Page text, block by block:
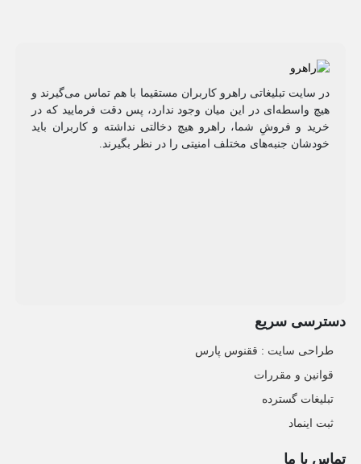
در سایت تبلیغاتی راهرو کاربران مستقیما با هم تماس می‌گیرند و
هیچ واسطه‌ای در این میان وجود ندارد، پس دقت فرمایید که در
خرید و فروشِ شما، راهرو هیچ دخالتی نداشته و کاربران باید
خودشان جنبه‌های مختلف امنیتی را در نظر بگیرند.
دسترسی سریع
طراحی سایت :‌ ققنوس پارس
قوانین و مقررات
تبلیغات گسترده
ثبت اینماد
تماس با ما